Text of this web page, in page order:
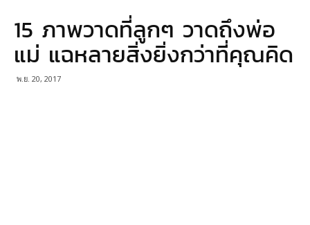
มายา
15 ภาพวาดที่ลูกๆ วาดถึงพ่อ
แม่ แฉหลายสิ่งยิ่งกว่าที่คุณคิด
พ.ย. 20, 2017